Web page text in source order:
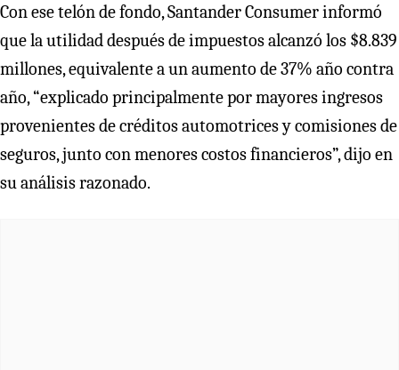
Con ese telón de fondo, Santander Consumer informó
que la utilidad después de impuestos alcanzó los $8.839
millones, equivalente a un aumento de 37% año contra
año, “explicado principalmente por mayores ingresos
provenientes de créditos automotrices y comisiones de
seguros, junto con menores costos financieros”, dijo en
su análisis razonado.